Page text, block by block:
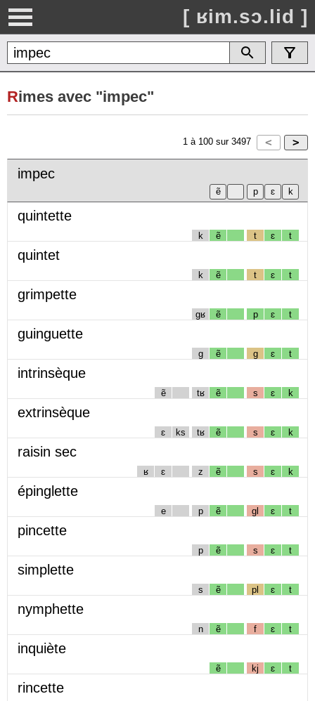
[ ʁim.sɔ.lid ]
Rimes avec "impec"
1 à 100 sur 3497
impec
quintette
k ẽ t ɛ t
quintet
k ẽ t ɛ t
grimpette
gʁ ẽ p ɛ t
guinguette
g ẽ g ɛ t
intrinsèque
ẽ tʁ ẽ s ɛ k
extrinsèque
ɛ ks tʁ ẽ s ɛ k
raisin sec
ʁ ɛ z ẽ s ɛ k
épinglette
e p ẽ gl ɛ t
pincette
p ẽ s ɛ t
simplette
s ẽ pl ɛ t
nymphette
n ẽ f ɛ t
inquiète
ẽ kj ɛ t
rincette